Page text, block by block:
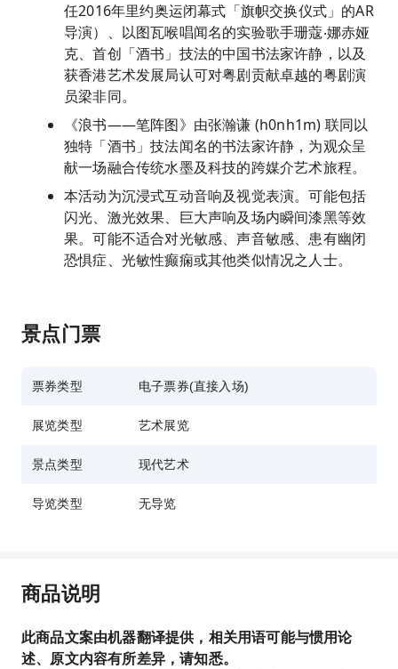
任2016年里约奥运闭幕式「旗帜交换仪式」的AR
导演）、以图瓦喉唱闻名的实验歌手珊蔻‧娜赤娅
克、首创「酒书」技法的中国书法家许静，以及
获香港艺术发展局认可对粤剧贡献卓越的粤剧演
员梁非同。
《浪书——笔阵图》由张瀚谦 (h0nh1m) 联同以
独特「酒书」技法闻名的书法家许静，为观众呈
献一场融合传统水墨及科技的跨媒介艺术旅程。
本活动为沉浸式互动音响及视觉表演。可能包括
闪光、激光效果、巨大声响及场内瞬间漆黑等效
果。可能不适合对光敏感、声音敏感、患有幽闭
恐惧症、光敏性癫痫或其他类似情况之人士。
景点门票
票券类型 电子票券(直接入场)
展览类型 艺术展览
景点类型 现代艺术
导览类型 无导览
商品说明
此商品文案由机器翻译提供，相关用语可能与惯用论
述、原文内容有所差异，请知悉。